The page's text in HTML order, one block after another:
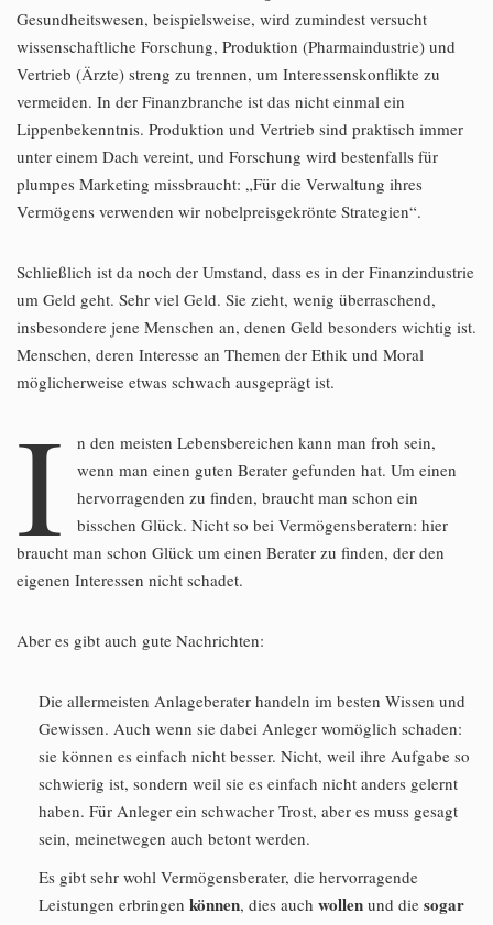
Gesundheitswesen, beispielsweise, wird zumindest versucht
wissenschaftliche Forschung, Produktion (Pharmaindustrie) und
Vertrieb (Ärzte) streng zu trennen, um Interessenskonflikte zu
vermeiden. In der Finanzbranche ist das nicht einmal ein
Lippenbekenntnis. Produktion und Vertrieb sind praktisch immer
unter einem Dach vereint, und Forschung wird bestenfalls für
plumpes Marketing missbraucht: „Für die Verwaltung ihres
Vermögens verwenden wir nobelpreisgekrönte Strategien“.
Schließlich ist da noch der Umstand, dass es in der Finanzindustrie
um Geld geht. Sehr viel Geld. Sie zieht, wenig überraschend,
insbesondere jene Menschen an, denen Geld besonders wichtig ist.
Menschen, deren Interesse an Themen der Ethik und Moral
möglicherweise etwas schwach ausgeprägt ist.
I
n den meisten Lebensbereichen kann man froh sein,
wenn man einen guten Berater gefunden hat. Um einen
hervorragenden zu finden, braucht man schon ein
bisschen Glück. Nicht so bei Vermögensberatern: hier
braucht man schon Glück um einen Berater zu finden, der den
eigenen Interessen nicht schadet.
Aber es gibt auch gute Nachrichten:
Die allermeisten Anlageberater handeln im besten Wissen und
Gewissen. Auch wenn sie dabei Anleger womöglich schaden:
sie können es einfach nicht besser. Nicht, weil ihre Aufgabe so
schwierig ist, sondern weil sie es einfach nicht anders gelernt
haben. Für Anleger ein schwacher Trost, aber es muss gesagt
sein, meinetwegen auch betont werden.
Es gibt sehr wohl Vermögensberater, die hervorragende
Leistungen erbringen können, dies auch wollen und die sogar